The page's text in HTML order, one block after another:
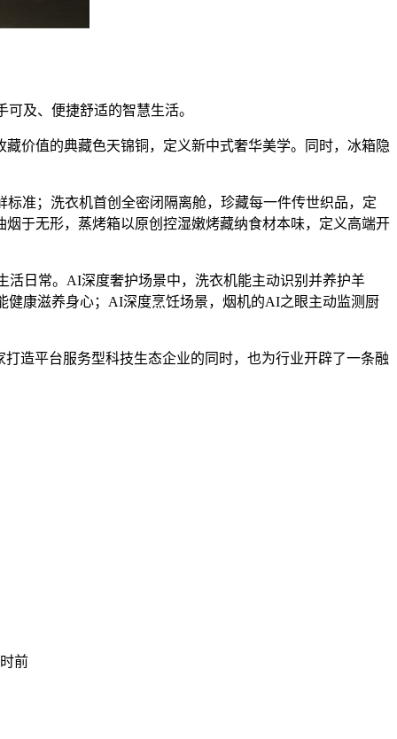
及、便捷舒适的智慧生活。
价值的典藏色天锦铜，定义新中式奢华美学。同时，冰箱隐
准；洗衣机首创全密闭隔离舱，珍藏每一件传世织品，定
于无形，蒸烤箱以原创控湿嫩烤藏纳食材本味，定义高端开
日常。AI深度奢护场景中，洗衣机能主动识别并养护羊
健康滋养身心；AI深度烹饪场景，烟机的AI之眼主动监测厨
造平台服务型科技生态企业的同时，也为行业开辟了一条融
前